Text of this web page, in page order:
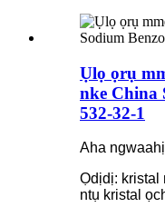
Ụlọ ọrụ
nke China
532-32-1
Aha
Ọdịdị: kristal
ntụ kristal